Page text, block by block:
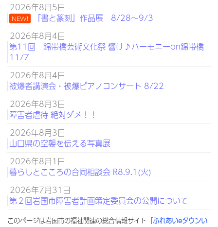
2026年8月5日
NEW!
「書と篆刻」作品展 8/28～9/3
2026年8月4日
第11回 錦帯橋芸術文化祭 響け♪ハーモニーon錦帯橋
11/7
2026年8月4日
被爆者講演会・被爆ピアノコンサート 8/22
2026年8月3日
障害者虐待 絶対ダメ！！
2026年8月3日
山口県の空襲を伝える写真展
2026年8月1日
暮らしとこころの合同相談会 R8.9.1(火)
2026年7月31日
第２回岩国市障害者計画策定委員会の公開について
このページは岩国市の福祉関連の総合情報サイト 「ふれあいeタウンい